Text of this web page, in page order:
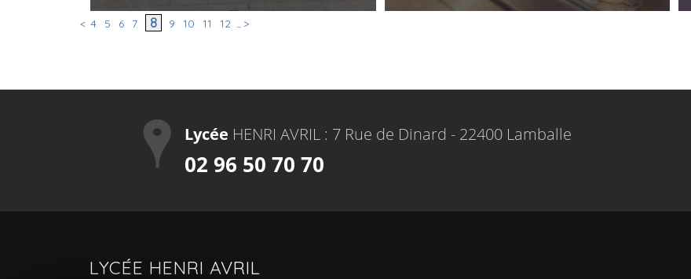
+ +
< 4 5 6 7 8 9 10 11 12 ... >
Lycée HENRI AVRIL : 7 Rue de Dinard - 22400 Lamballe
02 96 50 70 70
LYCÉE HENRI AVRIL